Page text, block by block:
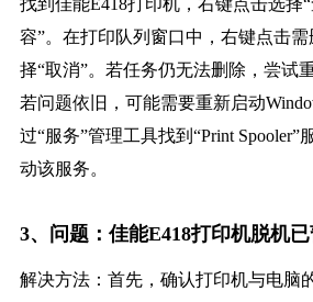
找到佳能E418打印机，右键点击选择
容”。在打印队列窗口中，右键点击
择“取消”。若任务仍无法删除，尝试
若问题依旧，可能需要重新启动
过“服务”管理工具找到“Print Spooler”
动该服务。
3、问题：佳能E418打印机脱机
解决方法：首先，确认打印机与电脑